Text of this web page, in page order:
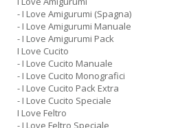
- I Love Amigurumi (Spagna)
- I Love Amigurumi Manuale
- I Love Amigurumi Pack
I Love Cucito
- I Love Cucito Manuale
- I Love Cucito Monografici
- I Love Cucito Pack Extra
- I Love Cucito Speciale
I Love Feltro
- I Love Feltro Speciale